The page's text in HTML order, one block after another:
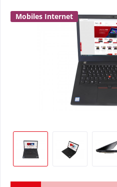
Mobiles Internet